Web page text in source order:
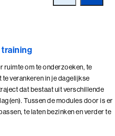
ruimte om te onderzoeken, te
verankeren in je dagelijkse
dat bestaat uit verschillende
Tussen de modules door is er
te laten bezinken en verder te